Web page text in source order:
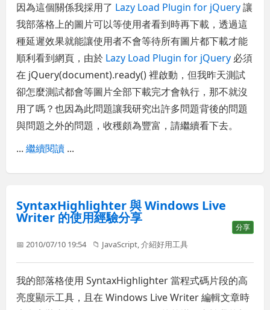
因為這個關係我採用了 Lazy Load Plugin for jQuery讓
我部落格上的圖片可以等使用者看到時再下載，透過這
種延遲效果就能讓使用者不會等待所有圖片都下載才能
順利看到網頁，由於 Lazy Load Plugin for jQuery 必須
在 jQuery(document).ready() 裡啟動，但我昨天測試
卻怎麼測試都會等圖片全部下載完才會執行，那不就沒
用了嗎？也因為此問題讓我研究出許多問題背後的問題
與問題之外的問題，收穫頗為豐富，請繼續看下去。
...繼續閱讀 ...
SyntaxHighlighter 與 Windows Live
Writer 的使用經驗分享
分享
📅 2010/07/10 19:54 📁 JavaScript,介紹好用工具
我的部落格使用 SyntaxHighlighter 當程式碼片段的高
亮度顯示工具，且在 Windows Live Writer 編輯文章時